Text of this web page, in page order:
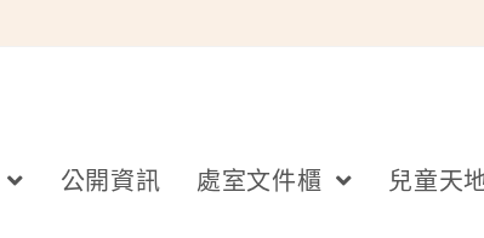
公開資訊 處室文件櫃 兒童天